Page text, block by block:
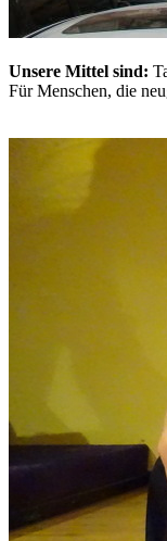
Unsere Mittel sind:
Für Menschen, die